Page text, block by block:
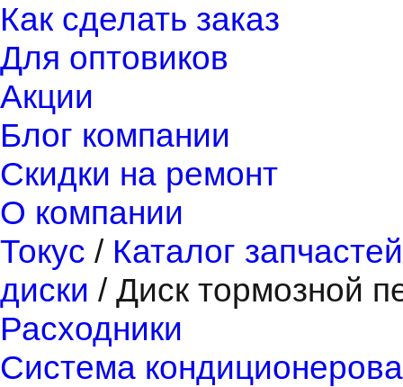
Как сделать заказ
Для оптовиков
Акции
Блог компании
Скидки на ремонт
О компании
Токус / Каталог запчастей
диски / Диск тормозной
Расходники
Система